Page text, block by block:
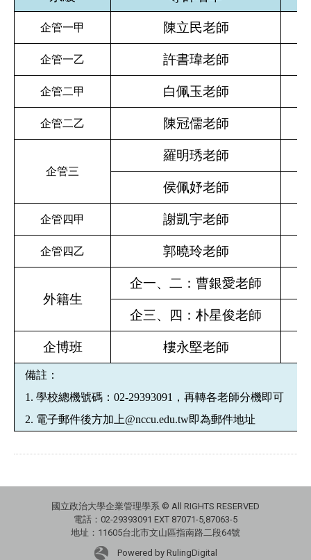
企管一甲 陳立民老師
企管一乙 許書瑋老師
企管二甲 白佩玉老師
企管二乙 陳冠儒老師
企管三
羅明琇老師
侯佩妤老師
企管四甲 謝凱宇老師
企管四乙 郭曉玲老師
外籍生
企一、二：曹銀愛老師
企三、四：朴星俊老師
企博班 樓永堅老師
備註：
1. 學校總機號碼： 02-29393091 ，再轉各老師分機即可
2. 電子郵件後方加上@nccu.edu.tw即為郵件地址
國立政治大學企業管理學系 © All RIGHTS RESERVED
電話：02-29393091 EXT 87071-5,87063-5
地址：11605台北市文山區指南路二段64號
Powered by RulingDigital